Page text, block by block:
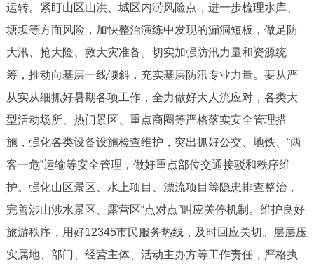
多语种
DEUTSCH FRANÇAIS
ESPAÑOL العربية PORTUGUÊS
ITALIANO
回到顶部
运转。紧盯山区山洪、城区内涝风险点，进一步梳理水库、
塘坝等方面风险，加快整治演练中发现的漏洞短板，做足防
大汛、抢大险、救大灾准备。切实加强防汛力量和资源统
筹，推动向基层一线倾斜，充实基层防汛专业力量。要从严
从实从细抓好暑期各项工作，全力做好大人流应对，各类大
型活动场所、热门景区、重点商圈等严格落实安全管理措
施，强化各类设备设施检查维护，突出抓好公交、地铁、“两
客一危”运输等安全管理，做好重点部位交通接驳和秩序维
护。强化山区景区、水上项目、漂流项目等隐患排查整治，
完善涉山涉水景区、露营区“点对点”叫应关停机制。维护良好
旅游秩序，用好12345市民服务热线，及时回应关切。层层压
实属地、部门、经营主体、活动主办方等工作责任，严格执